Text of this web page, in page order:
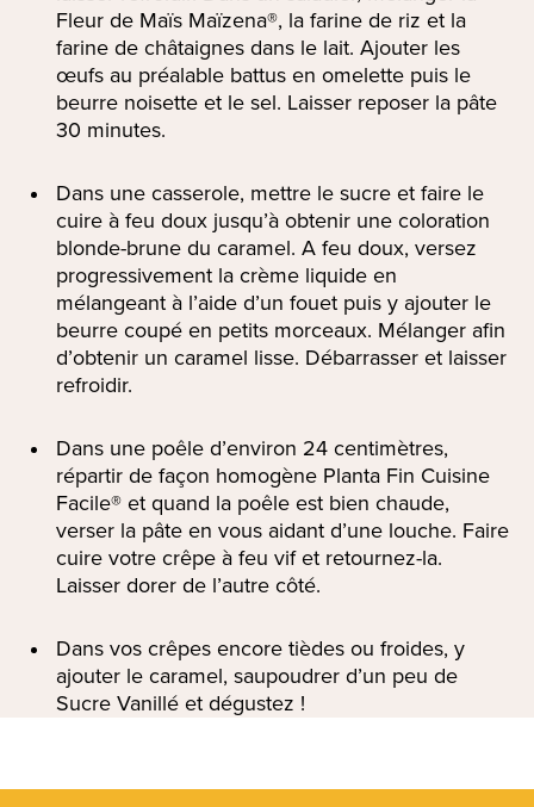
Fleur de Maïs Maïzena®, la farine de riz et la
farine de châtaignes dans le lait. Ajouter les
œufs au préalable battus en omelette puis le
beurre noisette et le sel. Laisser reposer la pâte
30 minutes.
Dans une casserole, mettre le sucre et faire le
cuire à feu doux jusqu’à obtenir une coloration
blonde-brune du caramel. A feu doux, versez
progressivement la crème liquide en
mélangeant à l’aide d’un fouet puis y ajouter le
beurre coupé en petits morceaux. Mélanger afin
d’obtenir un caramel lisse. Débarrasser et laisser
refroidir.
Dans une poêle d’environ 24 centimètres,
répartir de façon homogène Planta Fin Cuisine
Facile® et quand la poêle est bien chaude,
verser la pâte en vous aidant d’une louche. Faire
cuire votre crêpe à feu vif et retournez-la.
Laisser dorer de l’autre côté.
Dans vos crêpes encore tièdes ou froides, y
ajouter le caramel, saupoudrer d’un peu de
Sucre Vanillé et dégustez !